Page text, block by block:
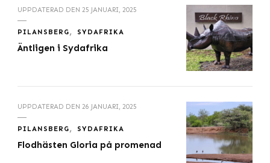
UPPDATERAD DEN 25 JANUARI, 2025
PILANSBERG SYDAFRIKA
Äntligen i Sydafrika
UPPDATERAD DEN 26 JANUARI, 2025
PILANSBERG SYDAFRIKA
Flodhästen Gloria på promenad